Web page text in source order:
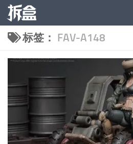
跳至内容
标签： FAV-A148